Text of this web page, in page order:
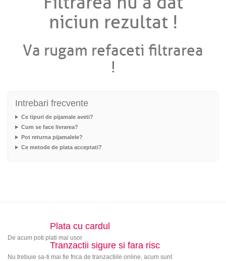
niciun rezultat !
Va rugam refaceti filtrarea
!
Intrebari frecvente
Ce tipuri de pijamale aveti?
Cum se face livrarea?
Pot returna pijamalele?
Ce metode de plata acceptati?
Plata cu cardul
De acum poti plati mai usor
Tranzactii sigure si fara risc
Nu trebuie sa-ti mai fie frica de tranzactiile online, acum sunt